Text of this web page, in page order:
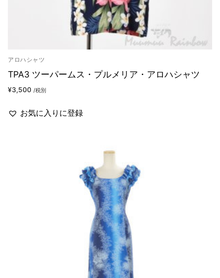
アロハシャツ
TPA3 ツーパームス・プルメリア・アロハシャツ
¥3,500 /税別
お気に入りに登録